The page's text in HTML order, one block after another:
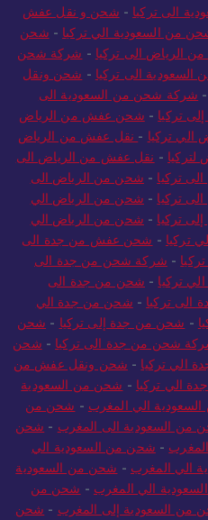
الى تركيا - شحن و نقل عفش
من السعودية الي تركيا - شحن
الرياض الى تركيا - شركة شحن
الى تركيا - شحن ونقل
- شركة شحن من السعودية الى
تركيا - شحن عفش من الرياض
تركيا - نقل عفش من الرياض
- نقل عفش من الرياض الى
تركيا - شحن من الرياض الى
تركيا - شحن من الرياض الي
تركيا - شحن من الرياض الي
تركيا - شحن عفش من جدة الى
- شركة شحن من جدة الى
تركيا - شحن من جدة الى
تركيا - شحن من جدة الي
- شحن من جدة إلى تركيا - شحن
شحن من جدة الى تركيا - شحن
الي تركيا - شحن ونقل عفش من
الي تركيا - شحن من السعودية
الي المغرب - شحن من
من السعودية الى المغرب - شحن
- شحن من السعودية الي
الي المغرب - شحن من السعودية
الي المغرب - شحن من
من السعودية إلى المغرب - شحن